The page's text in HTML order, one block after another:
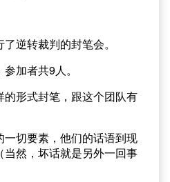
逆转裁判的封笔会。
加者共9人。
形式封笔，跟这个团队有
切要素，他们的话语到现
然，坏话就是另外一回事